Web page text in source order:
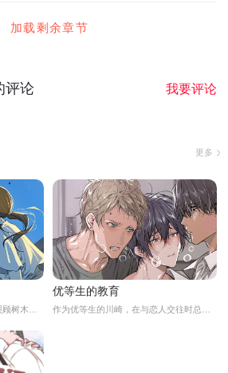
加载剩余章节
评论 我要评论
更多
优等生的教育